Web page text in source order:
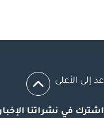
عد إلى الأعلى
اشترك في نشراتنا